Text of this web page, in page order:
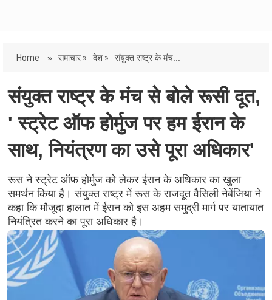
Home » समाचार » देश » संयुक्त राष्ट्र के मंच...
संयुक्त राष्ट्र के मंच से बोले रूसी दूत,
' स्ट्रेट ऑफ होर्मुज पर हम ईरान के
साथ, नियंत्रण का उसे पूरा अधिकार'
रूस ने स्ट्रेट ऑफ होर्मुज को लेकर ईरान के अधिकार का खुला
समर्थन किया है। संयुक्त राष्ट्र में रूस के राजदूत वैसिली नेबेंजिया ने
कहा कि मौजूदा हालात में ईरान को इस अहम समुद्री मार्ग पर यातायात
नियंत्रित करने का पूरा अधिकार है।